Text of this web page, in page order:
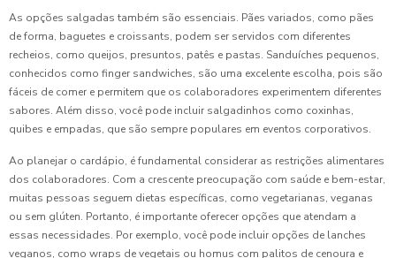
As opções salgadas também são essenciais. Pães variados, como pães
de forma, baguetes e croissants, podem ser servidos com diferentes
recheios, como queijos, presuntos, patês e pastas. Sanduíches pequenos,
conhecidos como finger sandwiches, são uma excelente escolha, pois são
fáceis de comer e permitem que os colaboradores experimentem diferentes
sabores. Além disso, você pode incluir salgadinhos como coxinhas,
quibes e empadas, que são sempre populares em eventos corporativos.
Ao planejar o cardápio, é fundamental considerar as restrições alimentares
dos colaboradores. Com a crescente preocupação com saúde e bem-estar,
muitas pessoas seguem dietas específicas, como vegetarianas, veganas
ou sem glúten. Portanto, é importante oferecer opções que atendam a
essas necessidades. Por exemplo, você pode incluir opções de lanches
veganos, como wraps de vegetais ou homus com palitos de cenoura e